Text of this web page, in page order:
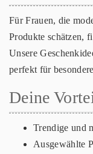
Für Frauen, die
Produkte schätzen,
Unsere
perfekt für
Deine
Trendige und
Ausgewählte